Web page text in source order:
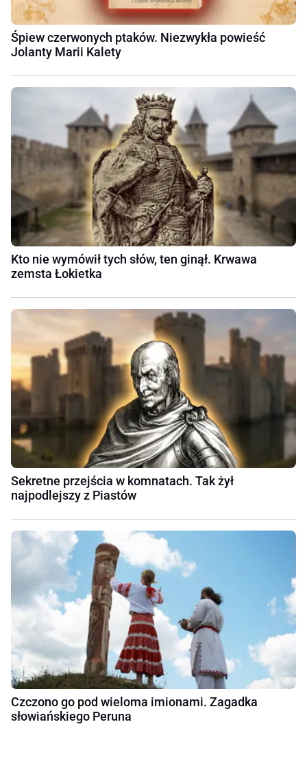
Śpiew czerwonych ptaków. Niezwykła powieść
Jolanty Marii Kalety
Kto nie wymówił tych słów, ten ginął. Krwawa
zemsta Łokietka
Sekretne przejścia w komnatach. Tak żył
najpodlejszy z Piastów
Czczono go pod wieloma imionami. Zagadka
słowiańskiego Peruna